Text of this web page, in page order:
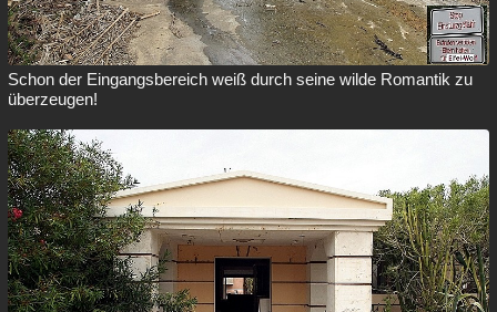
Schon der Eingangsbereich weiß durch seine wilde Romantik zu
überzeugen!